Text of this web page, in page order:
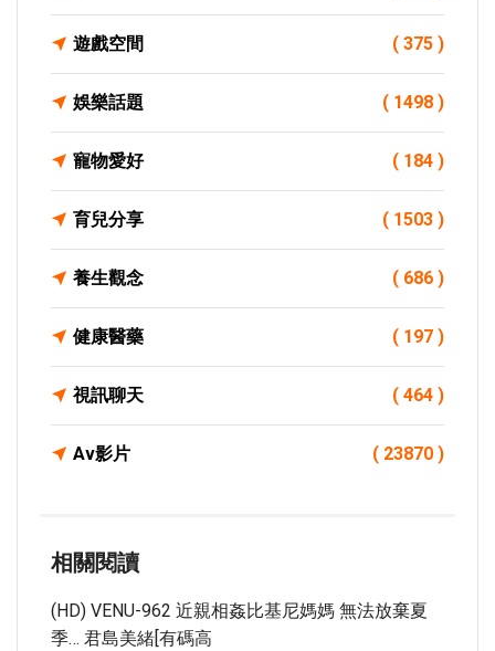
遊戲空間 ( 375 )
娛樂話題 ( 1498 )
寵物愛好 ( 184 )
育兒分享 ( 1503 )
養生觀念 ( 686 )
健康醫藥 ( 197 )
視訊聊天 ( 464 )
Av影片 ( 23870 )
相關閱讀
(HD) VENU-962 近親相姦比基尼媽媽 無法放棄夏
季… 君島美緒[有碼高